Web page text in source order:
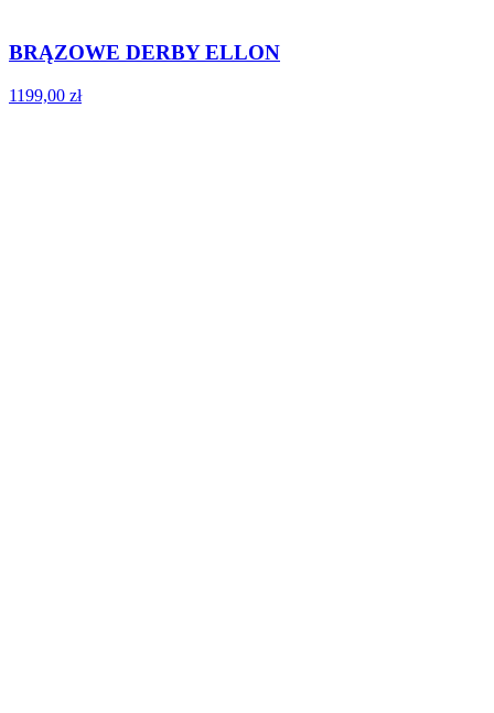
BRĄZOWE DERBY ELLON
1199,00 zł